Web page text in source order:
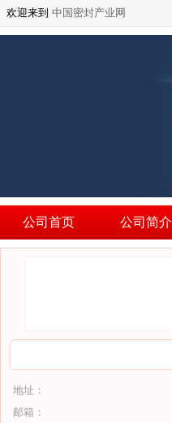
欢迎来到 中国密封产业网
公司首页 公司简介
地址：
邮箱：